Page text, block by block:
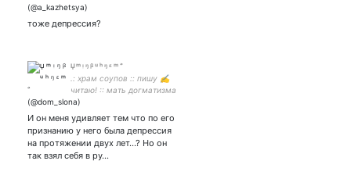
пишу, прилагая к этому
T, но скорее клоун, а не
тоже депрессия?
🝘 ᵐ ᵎ ᵑ ᵝ ᵘ ʰ ᵑ ᵋ ᵐ ࣽ
.: храм соупов :: пишу ✍︎
читаю! :: мать догматизма
*его звезда и его
И он меня удивляет тем что по его
признанию у него была депрессия
на протяжении двух лет…? Но он
так взял себя в ру…